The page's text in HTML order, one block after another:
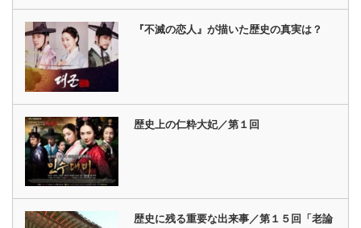
『不滅の恋人』が描いた歴史の真実は？
歴史上の仁粋大妃／第１回
歴史に残る重要な出来事／第１５回「老論